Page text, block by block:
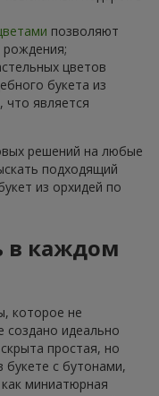
позволяют
рождения;
цветов
букета из
что является
решений на любые
подходящий
из орхидей по
в каждом
которое не
идеально
простая, но
букете с бутонами,
миниатюрная